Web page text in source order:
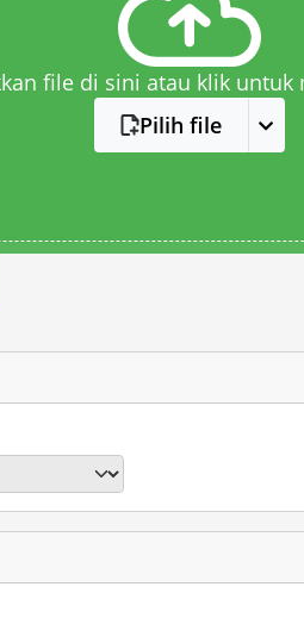
file di sini atau klik untuk
Pilih file